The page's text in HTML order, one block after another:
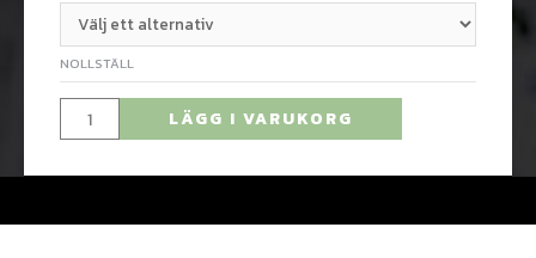
NOLLSTÄLL
LÄGG I VARUKORG